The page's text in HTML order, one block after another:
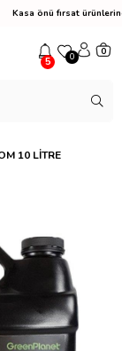
önü fırsat
5 0 0
10 LITRE